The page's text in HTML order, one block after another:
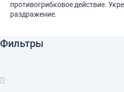
противогрибковое действие.
раздражение.
Фильтры